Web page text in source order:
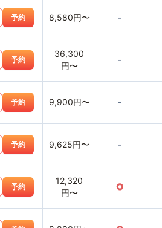
予約 8,580円〜 -
予約
36,300
円〜
-
予約 9,900円〜 -
予約 9,625円〜 -
予約
12,320
円〜
○